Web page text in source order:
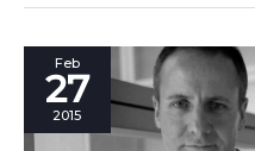
Feb
27
2015
Berto40:
Carlo,